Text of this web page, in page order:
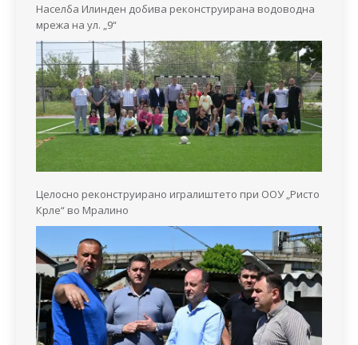
Населба Илинден добива реконструирана водоводна
мрежа на ул. „9“
Целосно реконструирано игралиштето при ООУ „Ристо
Крле“ во Мралино